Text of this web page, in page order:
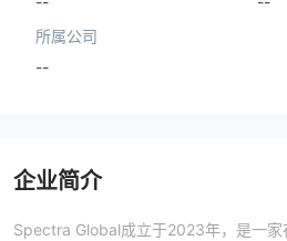
所属公司
--
企业简介
Spectra Global成立于2023年，是一家